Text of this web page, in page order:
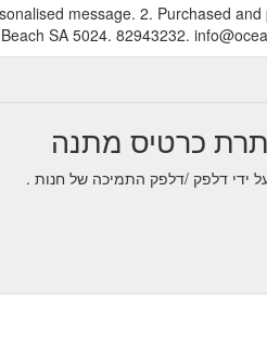
message. 2. Purchased
SA 5024. 82943232.